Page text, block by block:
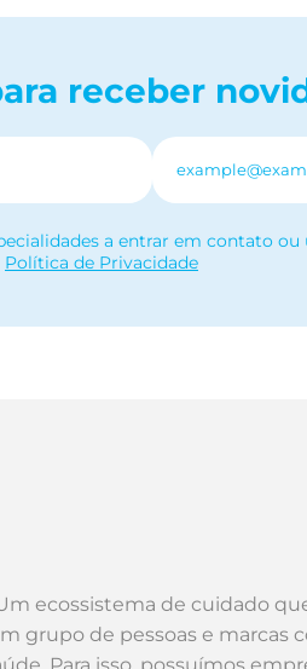
receber
a entrar em contato
Política de Privacidade
ecossistema de cuidado
grupo de pessoas e marcas
Para isso, possuímos